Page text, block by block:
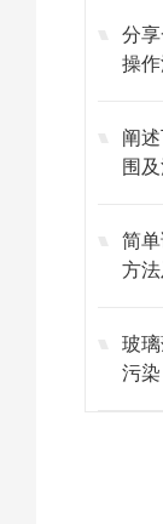
分
操
阐
围
简
方
玻
污